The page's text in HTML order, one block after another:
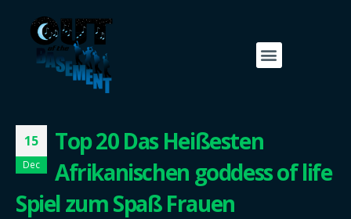
15
Dec
Top 20 Das Heißesten
Afrikanischen goddess of life
Spiel zum Spaß Frauen